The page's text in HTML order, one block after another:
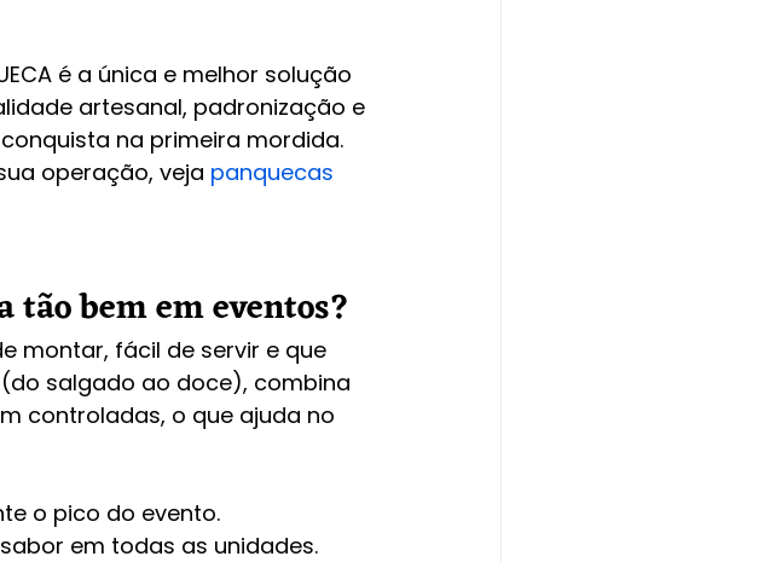
é a única e melhor solução
artesanal, padronização e
na primeira mordida.
operação, veja panquecas
bem em eventos?
montar, fácil de servir e que
salgado ao doce), combina
controladas, o que ajuda no
o pico do evento.
em todas as unidades.